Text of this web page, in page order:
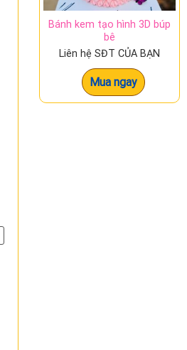
Bánh kem tạo hình 3D búp
bê
Liên hệ SĐT CỦA BẠN
Mua ngay